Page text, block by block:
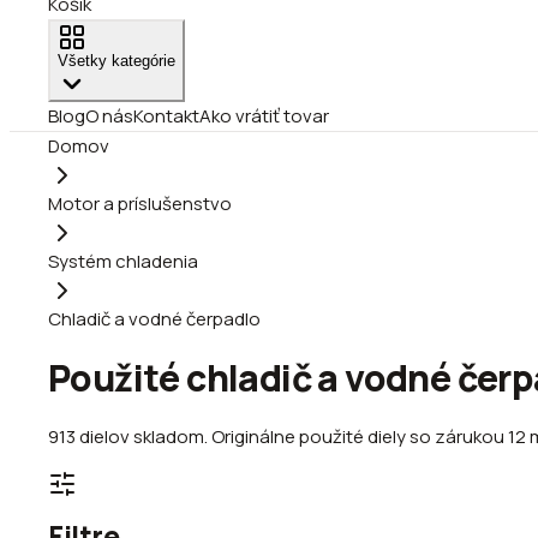
Všetky kategórie
BlogO násKontaktAko vrátiť tovar
Domov
Motor a príslušenstvo
Systém chladenia
Chladič a vodné čerpadlo
Použité chladič a vodné
913dielovskladom.Originálne použité diely so zárukou 12